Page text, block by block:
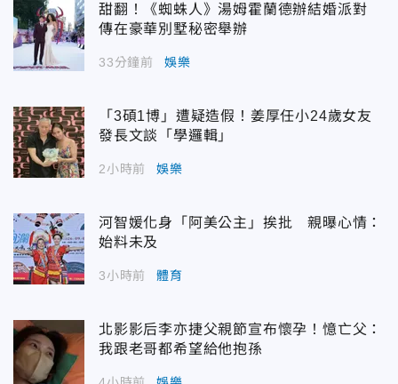
甜翻！《蜘蛛人》湯姆霍蘭德辦結婚派對
傳在豪華別墅秘密舉辦
33分鐘前 娛樂
「3碩1博」遭疑造假！姜厚任小24歲女友
發長文談「學邏輯」
2小時前 娛樂
河智媛化身「阿美公主」挨批 親曝心情：
始料未及
3小時前 體育
北影影后李亦捷父親節宣布懷孕！憶亡父：
我跟老哥都希望給他抱孫